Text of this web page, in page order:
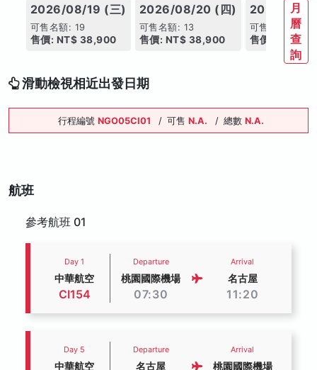
2026/08/19 (三)
可售名額: 19
售價: NT$ 38,900
2026/08/20 (四)
可售名額: 13
售價: NT$ 38,900
2026/08/
可售名額: 18
售價: NT$
月
曆
查
詢
滑動檢視相近出發日期
行程編號 NGO05CI01 / 可售 N.A. / 總數 N.A.
航班
參考航班 01
Day 1
中華航空
CI154
Departure
桃園國際機場
07:30
Arrival
名古屋
11:20
Day 5
中華航空
Departure
名古屋
Arrival
桃園國際機場